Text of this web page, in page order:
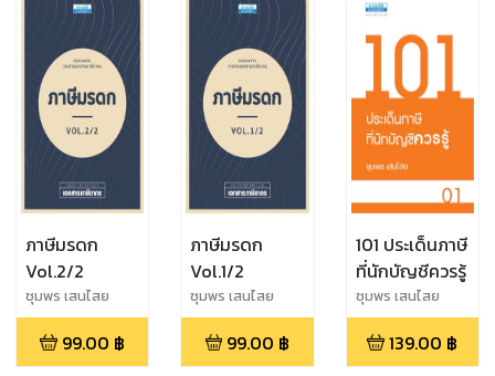
ภาษีมรดก
Vol.2/2
ชุมพร เสนไสย
99.00 ฿
ภาษีมรดก
Vol.1/2
ชุมพร เสนไสย
99.00 ฿
101 ประเด็นภาษี
ที่นักบัญชีควรรู้
ชุมพร เสนไสย
139.00 ฿